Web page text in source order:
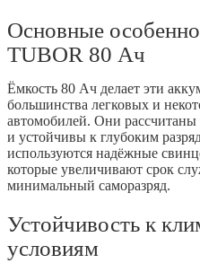
Основные
TUBOR 80 Ач
Ёмкость 80 Ач делает эти
большинства легковых и
автомобилей. Они
и устойчивы к глубоким
используются надёжные
которые увеличивают срок
минимальный саморазряд.
Устойчивость к
условиям